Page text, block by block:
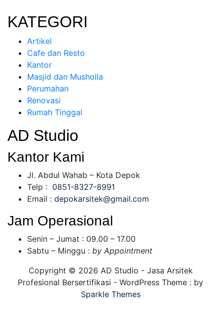
KATEGORI
Artikel
Cafe dan Resto
Kantor
Masjid dan Musholla
Perumahan
Renovasi
Rumah Tinggal
AD Studio
Kantor Kami
Jl. Abdul Wahab – Kota Depok
Telp : 0851-8327-8991
Email : depokarsitek@gmail.com
Jam Operasional
Senin – Jumat : 09.00 – 17.00
Sabtu – Minggu : by Appointment
Copyright © 2026 AD Studio - Jasa Arsitek
Profesional Bersertifikasi - WordPress Theme : by
Sparkle Themes